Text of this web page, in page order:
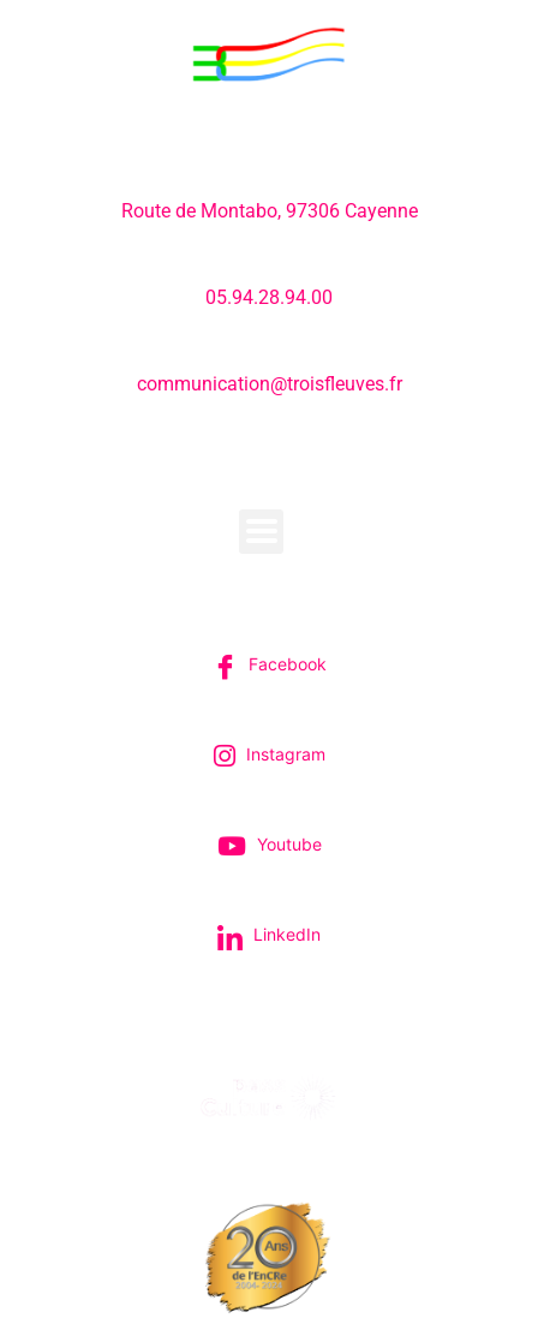
Route de Montabo, 97306 Cayenne
05.94.28.94.00
communication@troisfleuves.fr
Facebook
Instagram
Youtube
LinkedIn